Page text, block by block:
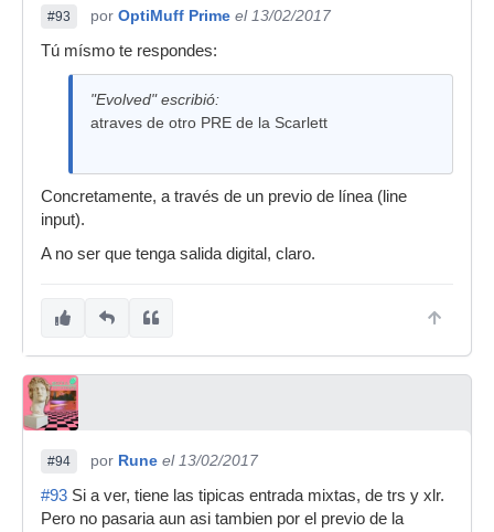
#93 por OptiMuff Prime el 13/02/2017
Tú mísmo te respondes:
"Evolved" escribió:
atraves de otro PRE de la Scarlett
Concretamente, a través de un previo de línea (line
input).
A no ser que tenga salida digital, claro.
#94 por Rune el 13/02/2017
#93 Si a ver, tiene las tipicas entrada mixtas, de trs y xlr.
Pero no pasaria aun asi tambien por el previo de la